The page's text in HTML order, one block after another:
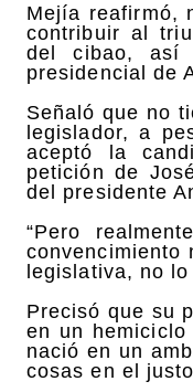
Mejía reafirmó,
contribuir al
del cibao, así
presidencial de
Señaló que no
legislador, a
aceptó la
petición de
del presidente
“Pero
convencimiento
legislativa, no lo
Precisó que su
en un
nació en un
cosas en el